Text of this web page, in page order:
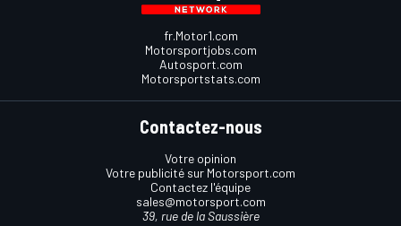
fr.Motor1.com
Motorsportjobs.com
Autosport.com
Motorsportstats.com
Contactez-nous
Votre opinion
Votre publicité sur Motorsport.com
Contactez l'équipe
sales@motorsport.com
39, rue de la Saussière